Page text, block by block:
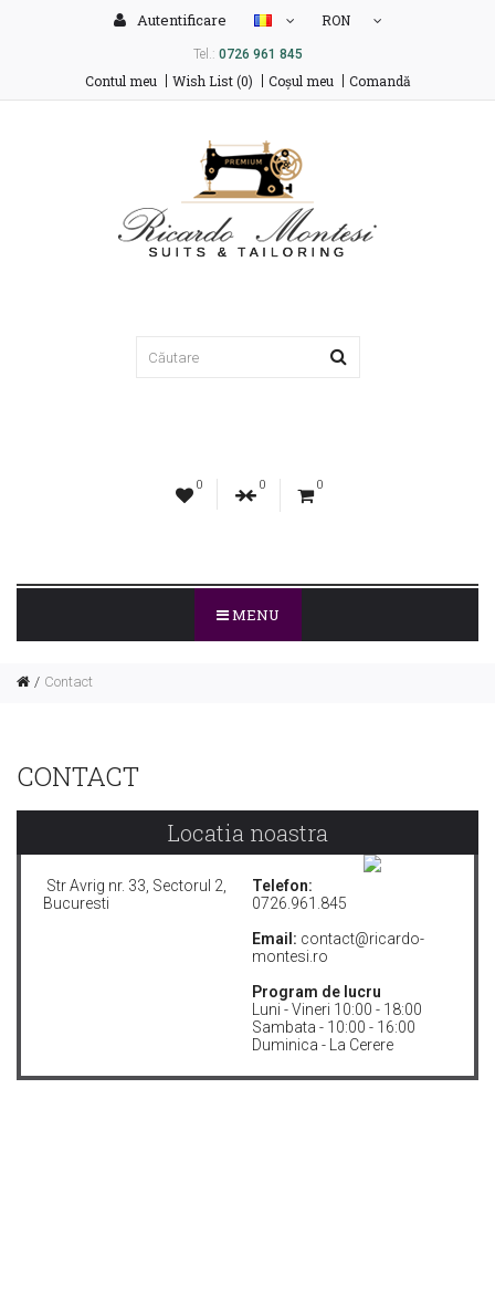
Autentificare RON
Tel.: 0726 961 845
Contul meu Wish List (0) Coşul meu Comandă
0 0 0
MENU
Contact
CONTACT
Locatia noastra
Str Avrig nr. 33, Sectorul 2,
Bucuresti
Telefon:
0726.961.845
Email: contact@ricardo-
montesi.ro
Program de lucru
Luni - Vineri 10:00 - 18:00
Sambata - 10:00 - 16:00
Duminica - La Cerere